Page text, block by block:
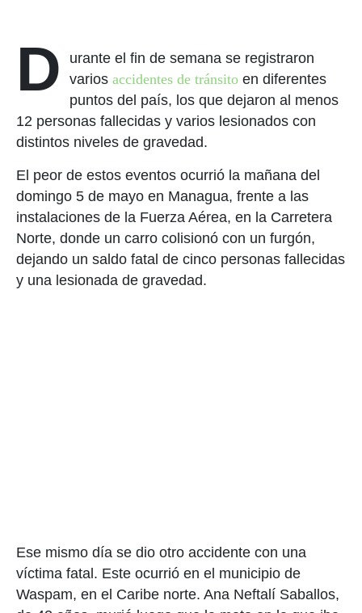
D
urante el fin de semana se registraron
varios accidentes de tránsito en diferentes
puntos del país, los que dejaron al menos
12 personas fallecidas y varios lesionados con
distintos niveles de gravedad.
El peor de estos eventos ocurrió la mañana del
domingo 5 de mayo en Managua, frente a las
instalaciones de la Fuerza Aérea, en la Carretera
Norte, donde un carro colisionó con un furgón,
dejando un saldo fatal de cinco personas fallecidas
y una lesionada de gravedad.
Ese mismo día se dio otro accidente con una
víctima fatal. Este ocurrió en el municipio de
Waspam, en el Caribe norte. Ana Neftalí Saballos,